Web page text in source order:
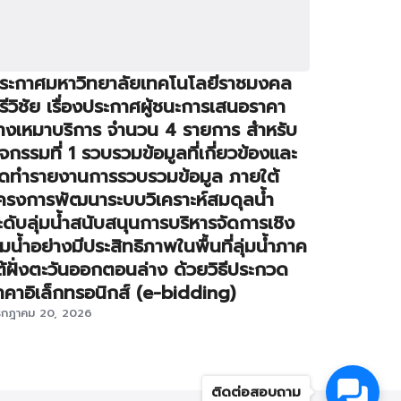
ะกาศมหาวิทยาลัยเทคโนโลยีราชมงคล
วิชัย เรื่องประกาศผู้ชนะการเสนอราคา
งเหมาบริการ จำนวน 4 รายการ สำหรับ
กรรมที่ 1 รวบรวมข้อมูลที่เกี่ยวข้องและ
ทำรายงานการรวบรวมข้อมูล ภายใต้
รงการพัฒนาระบบวิเคราะห์สมดุลน้ำ
ดับลุ่มน้ำสนับสนุนการบริหารจัดการเชิง
น้ำอย่างมีประสิทธิภาพในพื้นที่ลุ่มน้ำภาค
ฝั่งตะวันออกตอนล่าง ด้วยวิธีประกวด
คาอิเล็กทรอนิกส์ (e-bidding)
ฎาคม 20, 2026
ติดต่อสอบถาม